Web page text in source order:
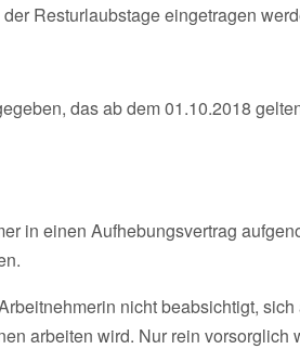
Resturlaubstage eingetragen
das ab dem 01.10.2018
in einen Aufhebungsvertrag
nicht beabsichtigt,
arbeiten wird. Nur rein vorsorglich